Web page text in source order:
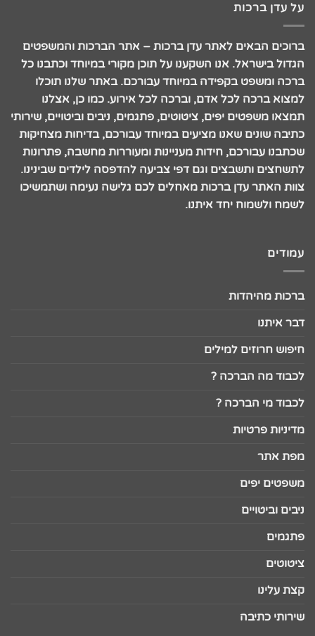
על עדן ברכות
ברוכים הבאים לאתר עדן ברכות – אתר הברכות והמשפטים
הגדול בישראל. אנו השקענו על תוכן מקורי במיוחד וכתבנו כל
ברכה ומשפט בקפידה במיוחד עבורכם. באתר שלנו תוכלו
למצוא ברכה לכל אדם, וברכה לכל אירוע. כמו כן, אצלנו
תמצאו משפטים יפים, ציטוטים, פתגמים, ניבים וביטויים, שירותי
כתיבה שונים שאנו מציעים במיוחד עבורכם, בדיחות מצחיקות
שכתבנו עבורכם, חידות מעניינות ומעוררות מחשבה, פתרונות
לתשחצים ותשבצים וגם דפי צביעה להדפסה לילדים שבינינו.
צוות האתר עדן ברכות מאחלים לכם גלישה נעימה ושתמשיכו
לשמח ולשמוח יחד איתנו.
עמודים
ברכות מהיהדות
דבר איתנו
חיפוש חרוזים למילים
לכבוד מה הברכה ?
לכבוד מי הברכה ?
מדיניות פרטיות
מפת אתר
משפטים יפים
ניבים וביטויים
פתגמים
ציטוטים
קצת עלינו
שירותי כתיבה